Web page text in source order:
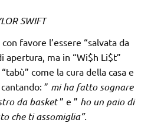
SWIFT
favore l’essere “salvata da
apertura, ma in “Wi$h Li$t”
come la cura della casa e
” mi ha fatto sognare
da basket” e ” ho un paio di
che ti assomiglia”.